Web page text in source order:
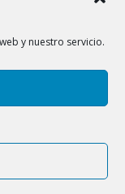
y nuestro servicio.